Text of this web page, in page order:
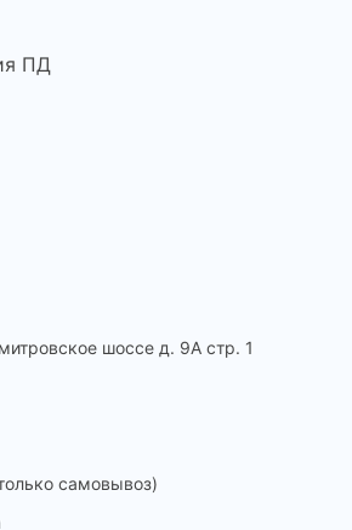
ПД
шоссе д. 9А стр. 1
самовывоз)